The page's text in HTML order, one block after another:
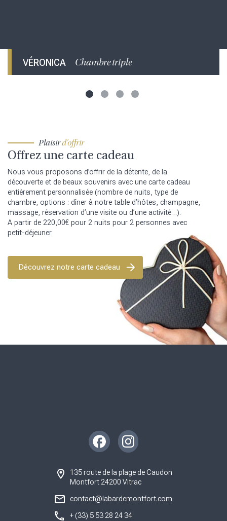
VÉRONICA Chambre triple
Plaisird’offrir
Offrez une carte cadeau
Nous vous proposons d’offrir de la détente, de la
découverte et de beaux souvenirs avec une carte cadeau
entièrement personnalisée (nombre de nuits, type de
chambre, options : dîner à notre table d’hôtes, champagne,
massage, réservation d’une visite ou d’une activité…).
A partir de 220,00€ pour 2 nuits pour 2 personnes avec
petit-déjeuner
Découvrez notre carte cadeau
FacebookInstagram
135 route de la plage de Caudon
Montfort 24200 Vitrac
contact@labardemontfort.com
+ (33) 5 53 28 24 34